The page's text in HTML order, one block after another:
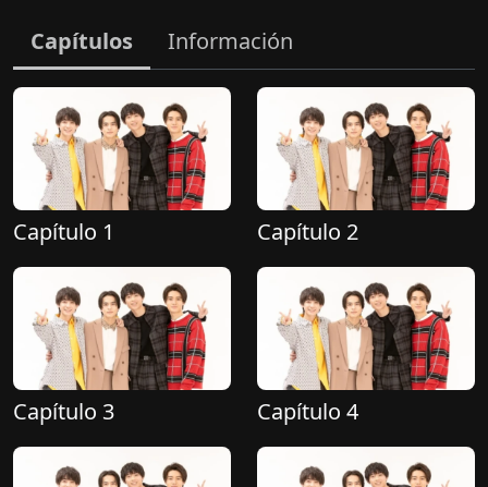
Capítulos Información
Capítulo 1 Capítulo 2
Capítulo 3 Capítulo 4